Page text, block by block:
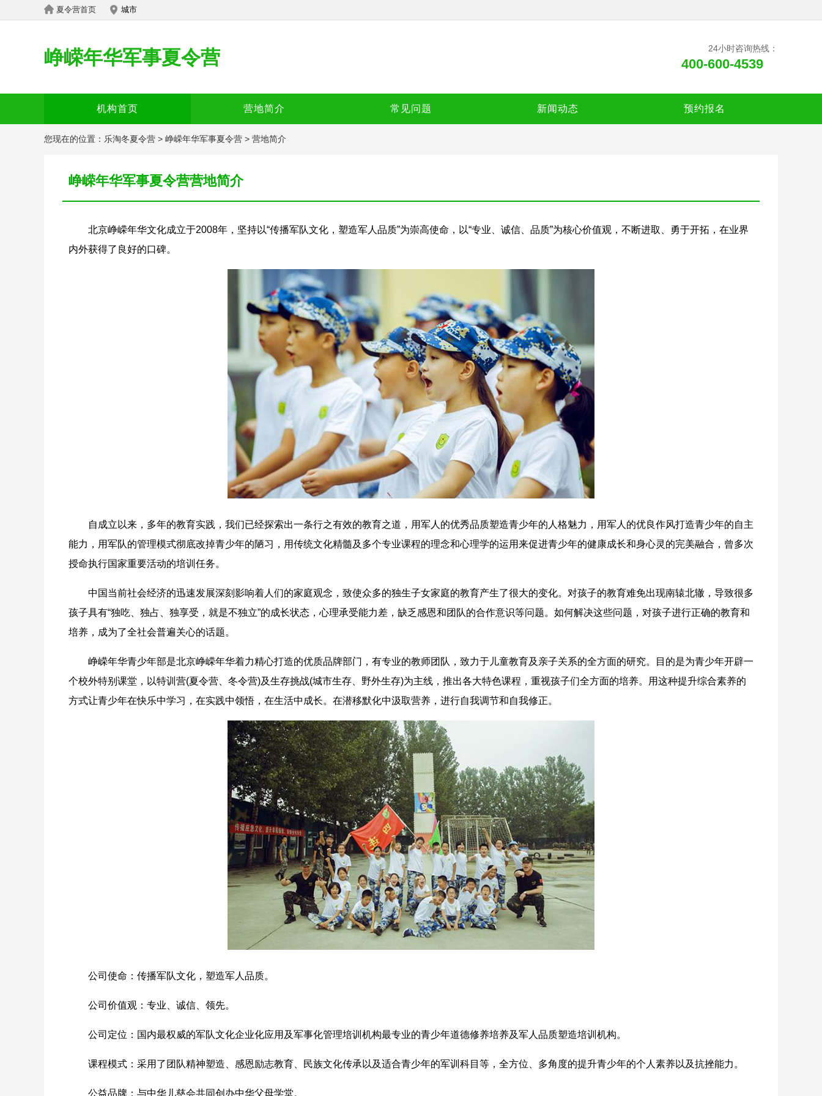
夏令营首页 城市
峥嵘年华军事夏令营 24小时咨询热线：
400-600-4539
机构首页 营地简介 常见问题 新闻动态 预约报名
您现在的位置： 乐淘冬夏令营 > 峥嵘年华军事夏令营 > 营地简介
峥嵘年华军事夏令营营地简介
北京峥嵘年华文化成立于2008年，坚持以“传播军队文化，塑造军人品质”为崇高使命，以“专业、诚信、品质”为核心价值观，不断进取、勇于开拓，在业界
内外获得了良好的口碑。
自成立以来，多年的教育实践，我们已经探索出一条行之有效的教育之道，用军人的优秀品质塑造青少年的人格魅力，用军人的优良作风打造青少年的自主
能力，用军队的管理模式彻底改掉青少年的陋习，用传统文化精髓及多个专业课程的理念和心理学的运用来促进青少年的健康成长和身心灵的完美融合，曾多次
授命执行国家重要活动的培训任务。
中国当前社会经济的迅速发展深刻影响着人们的家庭观念，致使众多的独生子女家庭的教育产生了很大的变化。对孩子的教育难免出现南辕北辙，导致很多
孩子具有“独吃、独占、独享受，就是不独立”的成长状态，心理承受能力差，缺乏感恩和团队的合作意识等问题。如何解决这些问题，对孩子进行正确的教育和
培养，成为了全社会普遍关心的话题。
峥嵘年华青少年部是北京峥嵘年华着力精心打造的优质品牌部门，有专业的教师团队，致力于儿童教育及亲子关系的全方面的研究。目的是为青少年开辟一
个校外特别课堂，以特训营(夏令营、冬令营)及生存挑战(城市生存、野外生存)为主线，推出各大特色课程，重视孩子们全方面的培养。用这种提升综合素养的
方式让青少年在快乐中学习，在实践中领悟，在生活中成长。在潜移默化中汲取营养，进行自我调节和自我修正。
公司使命：传播军队文化，塑造军人品质。
公司价值观：专业、诚信、领先。
公司定位：国内最权威的军队文化企业化应用及军事化管理培训机构最专业的青少年道德修养培养及军人品质塑造培训机构。
课程模式：采用了团队精神塑造、感恩励志教育、民族文化传承以及适合青少年的军训科目等，全方位、多角度的提升青少年的个人素养以及抗挫能力。
公益品牌：与中华儿慈会共同创办中华父母学堂。